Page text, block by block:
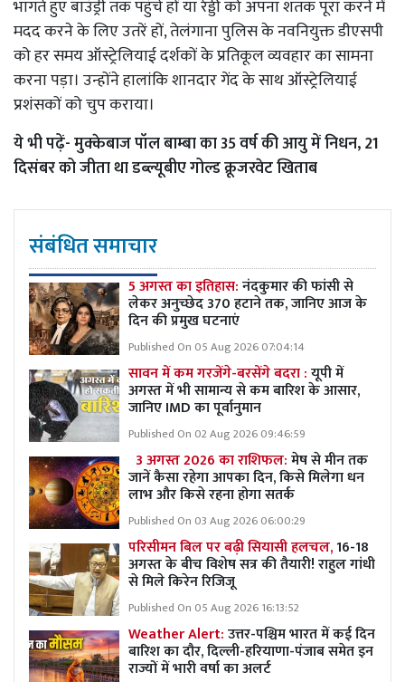
भागते हुए बाउंड्री तक पहुंचे हों या रेड्डी को अपना शतक पूरा करने में
मदद करने के लिए उतरें हों, तेलंगाना पुलिस के नवनियुक्त डीएसपी
को हर समय ऑस्ट्रेलियाई दर्शकों के प्रतिकूल व्यवहार का सामना
करना पड़ा। उन्होंने हालांकि शानदार गेंद के साथ ऑस्ट्रेलियाई
प्रशंसकों को चुप कराया।
ये भी पढ़ें-मुक्केबाज पॉल बाम्बा का 35 वर्ष की आयु में निधन, 21
दिसंबर को जीता था डब्ल्यूबीए गोल्ड क्रूजरवेट खिताब
संबंधित समाचार
5 अगस्त का इतिहास:नंदकुमार की फांसी से
लेकर अनुच्छेद 370 हटाने तक, जानिए आज के
दिन की प्रमुख घटनाएं
Published On 05 Aug 2026 07:04:14
सावन में कम गरजेंगे-बरसेंगे बदरा :यूपी में
अगस्त में भी सामान्य से कम बारिश के आसार,
जानिए IMD का पूर्वानुमान
Published On 02 Aug 2026 09:46:59
3 अगस्त 2026 का राशिफल:मेष से मीन तक
जानें कैसा रहेगा आपका दिन, किसे मिलेगा धन
लाभ और किसे रहना होगा सतर्क
Published On 03 Aug 2026 06:00:29
परिसीमन बिल पर बढ़ी सियासी हलचल,16-18
अगस्त के बीच विशेष सत्र की तैयारी! राहुल गांधी
से मिले किरेन रिजिजू
Published On 05 Aug 2026 16:13:52
Weather Alert:उत्तर-पश्चिम भारत में कई दिन
बारिश का दौर, दिल्ली-हरियाणा-पंजाब समेत इन
राज्यों में भारी वर्षा का अलर्ट